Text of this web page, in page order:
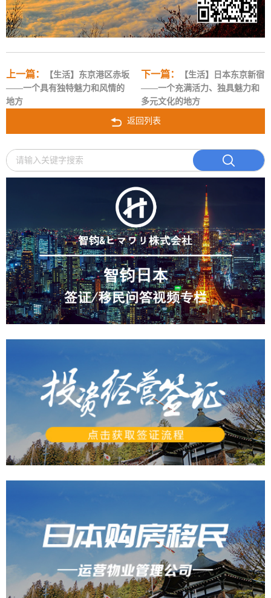
上一篇：
【生活】东京港区赤坂
——一个具有独特魅力和风情的
地方
下一篇：
【生活】日本东京新宿
——一个充满活力、独具魅力和
多元文化的地方
返回列表